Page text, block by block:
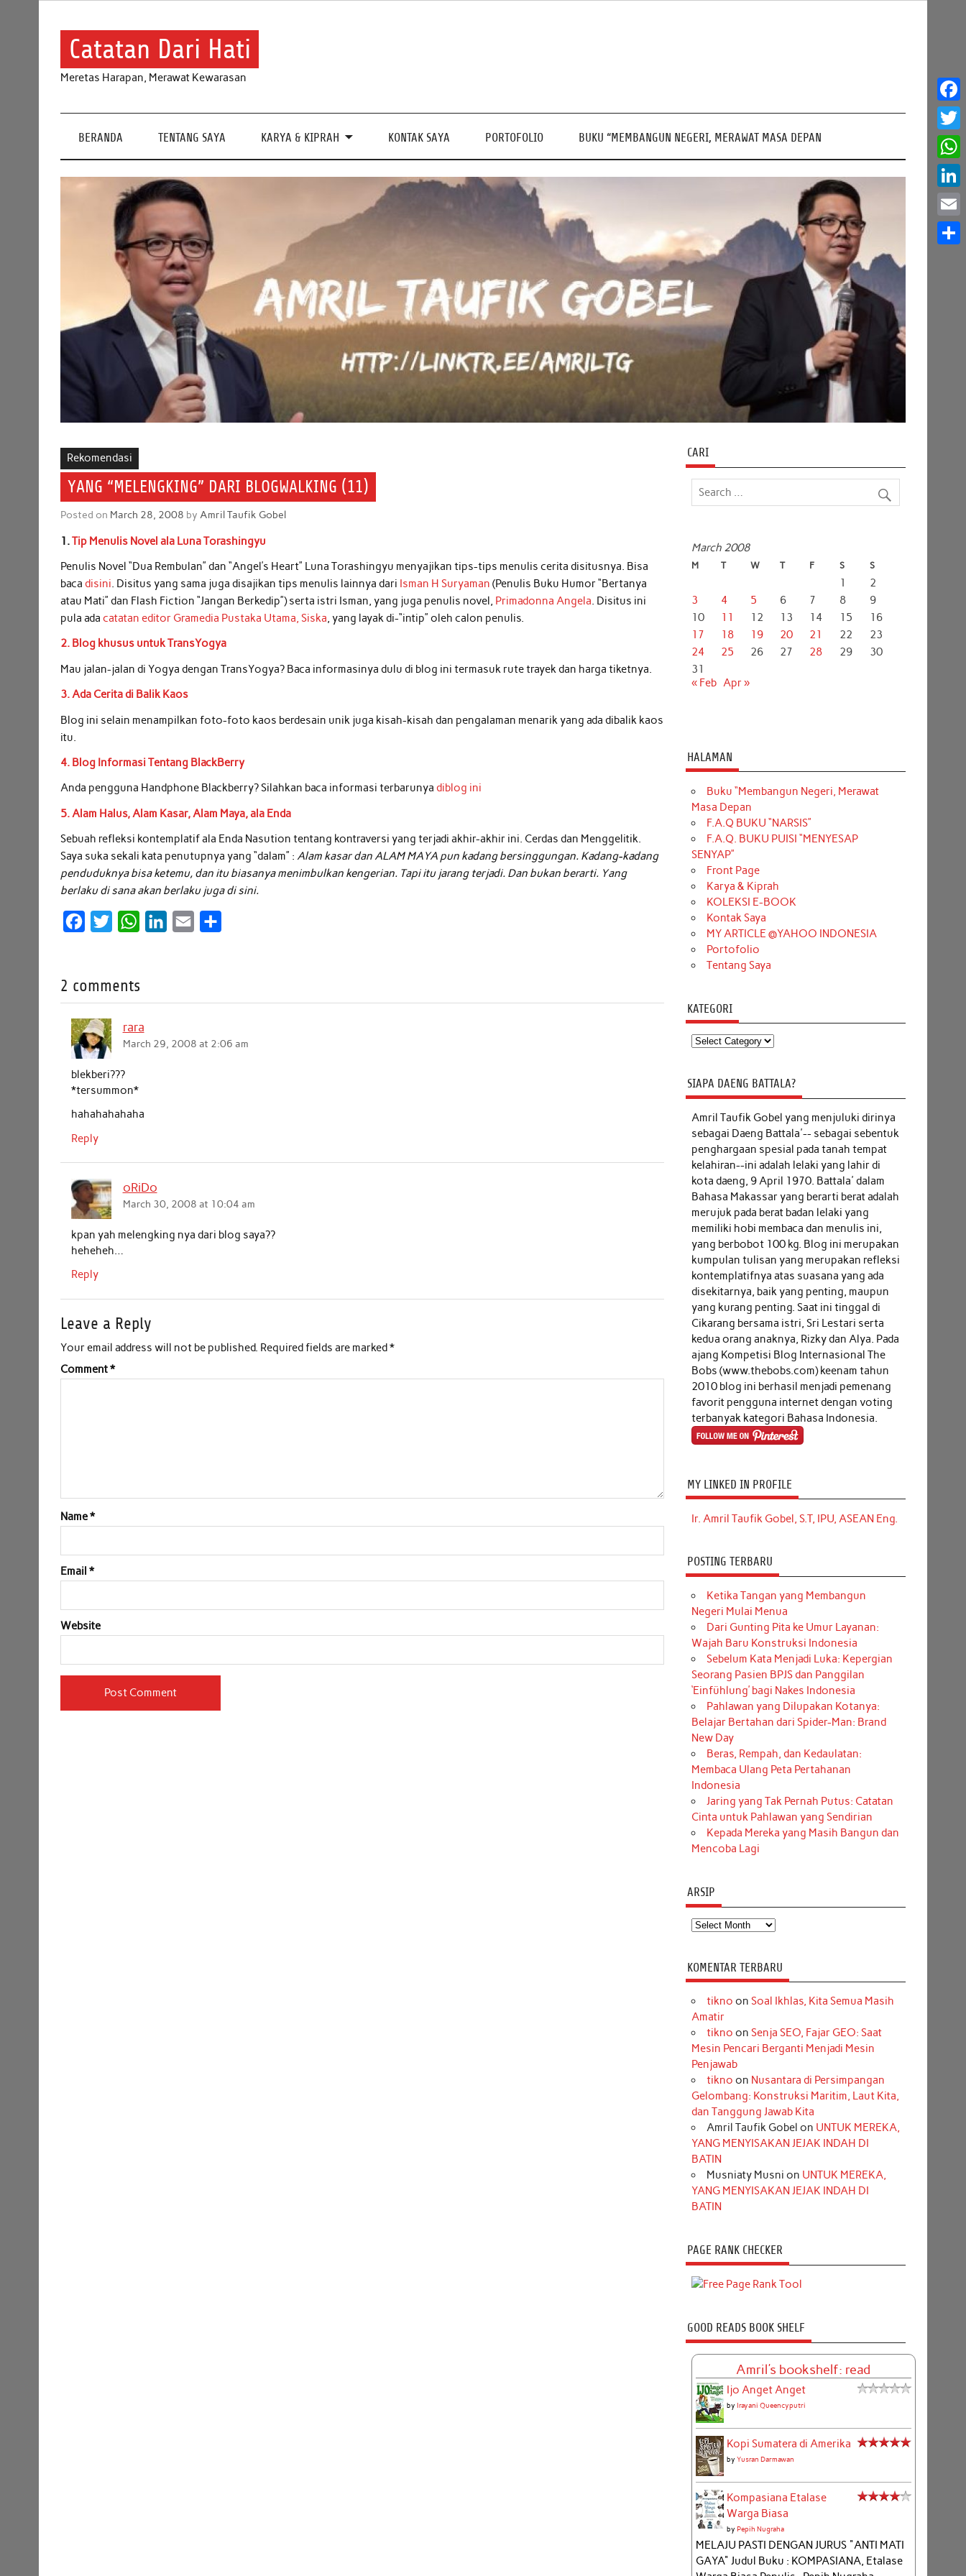
Catatan Dari Hati
Meretas Harapan, Merawat Kewarasan
BERANDA TENTANG SAYA KARYA & KIPRAH KONTAK SAYA PORTOFOLIO BUKU “MEMBANGUN NEGERI, MERAWAT MASA DEPAN
Rekomendasi
YANG “MELENGKING” DARI BLOGWALKING (11)
Posted on March 28, 2008 byAmril Taufik Gobel
1.Tip Menulis Novel ala Luna Torashingyu
Penulis Novel “Dua Rembulan” dan “Angel’s Heart” Luna Torashingyu menyajikan tips-tips menulis cerita disitusnya. Bisa
bacadisini. Disitus yang sama juga disajikan tips menulis lainnya dari Isman H Suryaman(Penulis Buku Humor “Bertanya
atau Mati” dan Flash Fiction “Jangan Berkedip”) serta istri Isman, yang juga penulis novel, Primadonna Angela. Disitus ini
pula adacatatan editor Gramedia Pustaka Utama, Siska, yang layak di-“intip” oleh calon penulis.
2. Blog khusus untuk TransYogya
Mau jalan-jalan di Yogya dengan TransYogya? Baca informasinya dulu di blog ini termasuk rute trayek dan harga tiketnya.
3. Ada Cerita di Balik Kaos
Blog ini selain menampilkan foto-foto kaos berdesain unik juga kisah-kisah dan pengalaman menarik yang ada dibalik kaos
itu.
4. Blog Informasi Tentang BlackBerry
Anda pengguna Handphone Blackberry? Silahkan baca informasi terbarunyadiblog ini
5. Alam Halus, Alam Kasar, Alam Maya, ala Enda
Sebuah refleksi kontemplatif ala Enda Nasution tentang kontraversi yang terjadi akhir-akhir ini. Cerdas dan Menggelitik.
Saya suka sekali kata penutupnya yang “dalam” :Alam kasar danALAM MAYA pun kadang bersinggungan. Kadang-kadang
penduduknya bisa ketemu, dan itu biasanya menimbulkan kengerian. Tapi itu jarang terjadi. Dan bukan berarti. Yang
berlaku di sana akan berlaku juga di sini.
e
b
o
o
k
t
t
W
s
A
p
e
I
l
e
2 comments
rara
March 29, 2008 at 2:06 am
blekberi???
*tersummon*
hahahahahaha
Reply
oRiDo
March 30, 2008 at 10:04 am
kpan yah melengking nya dari blog saya??
heheheh…
Reply
Leave a Reply
Your email address will not be published. Required fields are marked*
Comment*
Name*
Email*
Website
CARI
March 2008
M T W T F S S
1
2
3
4 5 6 7 8
9
10
11 12 13 14 15
16
17
18 19 20 21 22
23
24
25 26 27 28 29
30
31
« Feb Apr »
HALAMAN
Buku “Membangun Negeri, Merawat
Masa Depan
F.A.Q BUKU “NARSIS”
F.A.Q. BUKU PUISI “MENYESAP
SENYAP”
Front Page
Karya & Kiprah
KOLEKSI E-BOOK
Kontak Saya
MY ARTICLE @YAHOO INDONESIA
Portofolio
Tentang Saya
KATEGORI
Kategori
SIAPA DAENG BATTALA?
Amril Taufik Gobel yang menjuluki dirinya
sebagai Daeng Battala'-- sebagai sebentuk
penghargaan spesial pada tanah tempat
kelahiran--ini adalah lelaki yang lahir di
kota daeng, 9 April 1970. Battala' dalam
Bahasa Makassar yang berarti berat adalah
merujuk pada berat badan lelaki yang
memiliki hobi membaca dan menulis ini,
yang berbobot 100 kg. Blog ini merupakan
kumpulan tulisan yang merupakan refleksi
kontemplatifnya atas suasana yang ada
disekitarnya, baik yang penting, maupun
yang kurang penting. Saat ini tinggal di
Cikarang bersama istri, Sri Lestari serta
kedua orang anaknya, Rizky dan Alya. Pada
ajang Kompetisi Blog Internasional The
Bobs (www.thebobs.com) keenam tahun
2010 blog ini berhasil menjadi pemenang
favorit pengguna internet dengan voting
terbanyak kategori Bahasa Indonesia.
MY LINKED IN PROFILE
Ir. Amril Taufik Gobel, S.T, IPU, ASEAN Eng.
POSTING TERBARU
Ketika Tangan yang Membangun
Negeri Mulai Menua
Dari Gunting Pita ke Umur Layanan:
Wajah Baru Konstruksi Indonesia
Sebelum Kata Menjadi Luka: Kepergian
Seorang Pasien BPJS dan Panggilan
‘Einfühlung’ bagi Nakes Indonesia
Pahlawan yang Dilupakan Kotanya:
Belajar Bertahan dari Spider-Man: Brand
New Day
Beras, Rempah, dan Kedaulatan:
Membaca Ulang Peta Pertahanan
Indonesia
Jaring yang Tak Pernah Putus: Catatan
Cinta untuk Pahlawan yang Sendirian
Kepada Mereka yang Masih Bangun dan
Mencoba Lagi
ARSIP
Arsip
KOMENTAR TERBARU
tikno on Soal Ikhlas, Kita Semua Masih
Amatir
tikno on Senja SEO, Fajar GEO: Saat
Mesin Pencari Berganti Menjadi Mesin
Penjawab
tikno on Nusantara di Persimpangan
Gelombang: Konstruksi Maritim, Laut Kita,
dan Tanggung Jawab Kita
Amril Taufik Gobel on UNTUK MEREKA,
YANG MENYISAKAN JEJAK INDAH DI
BATIN
Musniaty Musni on UNTUK MEREKA,
YANG MENYISAKAN JEJAK INDAH DI
BATIN
PAGE RANK CHECKER
GOOD READS BOOK SHELF
Amril's bookshelf: read
Ijo Anget Anget
by Irayani Queencyputri
Kopi Sumatera di Amerika
by Yusran Darmawan
Kompasiana Etalase
Warga Biasa
by Pepih Nugraha
MELAJU PASTI DENGAN JURUS "ANTI MATI
GAYA" Judul Buku : KOMPASIANA, Etalase
Email